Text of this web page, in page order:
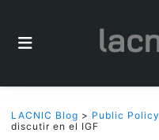
LACNIC Blog > Public Policy
discutir en el IGF